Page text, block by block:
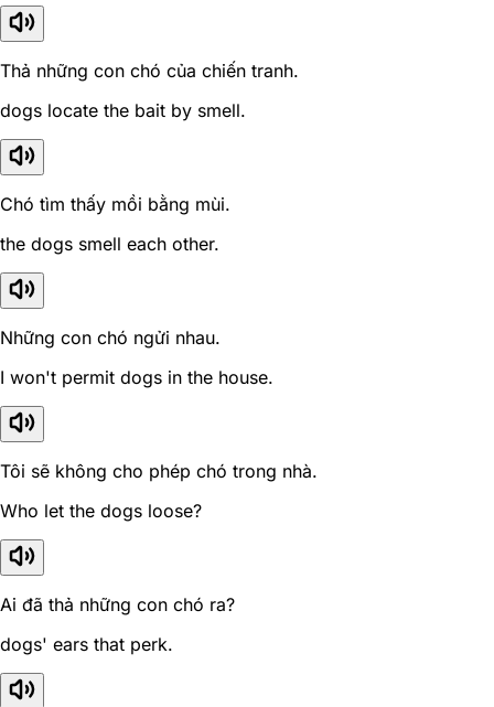
Thả những con chó của chiến tranh.
dogs locate the bait by smell.
Chó tìm thấy mồi bằng mùi.
the dogs smell each other.
Những con chó ngửi nhau.
I won't permit dogs in the house.
Tôi sẽ không cho phép chó trong nhà.
Who let the dogs loose?
Ai đã thả những con chó ra?
dogs' ears that perk.